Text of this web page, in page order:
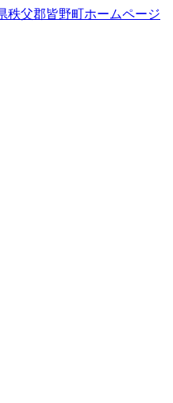
秩父郡皆野町ホームページ